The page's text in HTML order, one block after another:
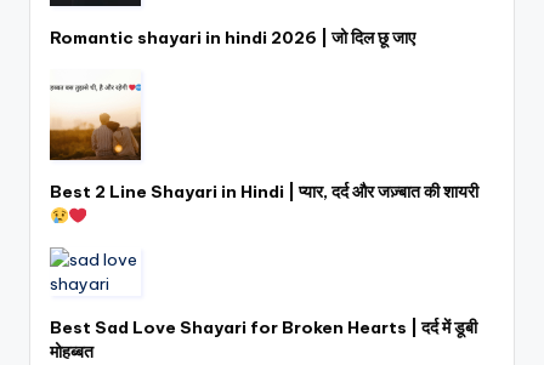
Romantic shayari in hindi 2026 | जो दिल छू जाए
Best 2 Line Shayari in Hindi | प्यार, दर्द और जज़्बात की शायरी
Best Sad Love Shayari for Broken Hearts | दर्द में डूबी
मोहब्बत